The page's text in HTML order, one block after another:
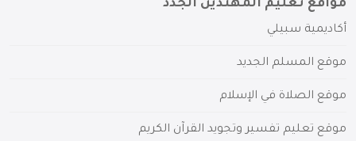
مواقع تعليم المهتدين الجدد
أكاديمية سبيلي
موقع المسلم الجديد
موقع الصلاة في الإسلام
موقع تعليم تفسير وتجويد القرآن الكريم